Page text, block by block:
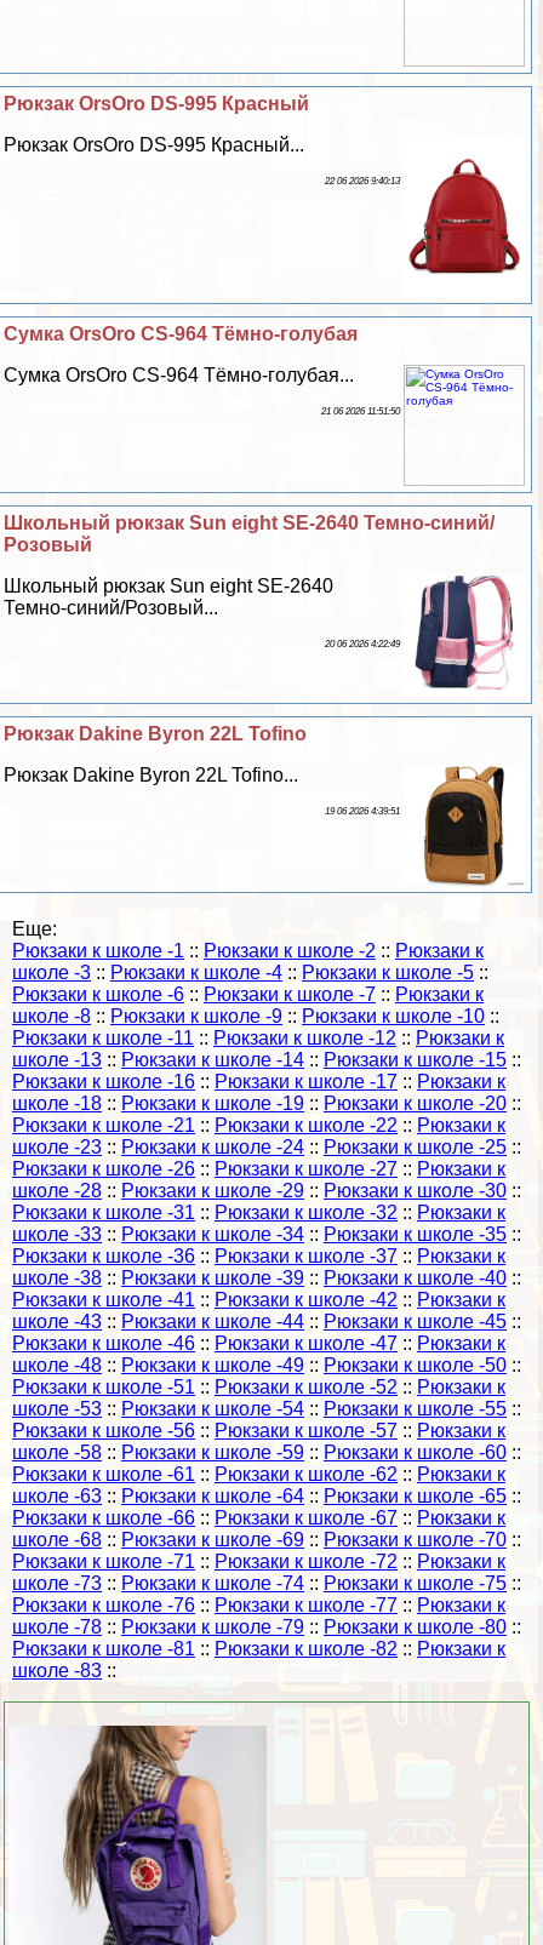
Рюкзак OrsOro DS-995 Красный
Рюкзак OrsOro DS-995 Красный...
22 06 2026 9:40:13
Сумка OrsOro CS-964 Тёмно-гoлyбая
Сумка OrsOro CS-964 Тёмно-гoлyбая...
21 06 2026 11:51:50
Школьный рюкзак Sun eight SE-2640 Темно-синий/
Розовый
Школьный рюкзак Sun eight SE-2640
Темно-синий/Розовый...
20 06 2026 4:22:49
Рюкзак Dakine Byron 22L Tofino
Рюкзак Dakine Byron 22L Tofino...
19 06 2026 4:39:51
Еще:
Рюкзаки к школе -1 :: Рюкзаки к школе -2 :: Рюкзаки к
школе -3 :: Рюкзаки к школе -4 :: Рюкзаки к школе -5 ::
Рюкзаки к школе -6 :: Рюкзаки к школе -7 :: Рюкзаки к
школе -8 :: Рюкзаки к школе -9 :: Рюкзаки к школе -10 ::
Рюкзаки к школе -11 :: Рюкзаки к школе -12 :: Рюкзаки к
школе -13 :: Рюкзаки к школе -14 :: Рюкзаки к школе -15 ::
Рюкзаки к школе -16 :: Рюкзаки к школе -17 :: Рюкзаки к
школе -18 :: Рюкзаки к школе -19 :: Рюкзаки к школе -20 ::
Рюкзаки к школе -21 :: Рюкзаки к школе -22 :: Рюкзаки к
школе -23 :: Рюкзаки к школе -24 :: Рюкзаки к школе -25 ::
Рюкзаки к школе -26 :: Рюкзаки к школе -27 :: Рюкзаки к
школе -28 :: Рюкзаки к школе -29 :: Рюкзаки к школе -30 ::
Рюкзаки к школе -31 :: Рюкзаки к школе -32 :: Рюкзаки к
школе -33 :: Рюкзаки к школе -34 :: Рюкзаки к школе -35 ::
Рюкзаки к школе -36 :: Рюкзаки к школе -37 :: Рюкзаки к
школе -38 :: Рюкзаки к школе -39 :: Рюкзаки к школе -40 ::
Рюкзаки к школе -41 :: Рюкзаки к школе -42 :: Рюкзаки к
школе -43 :: Рюкзаки к школе -44 :: Рюкзаки к школе -45 ::
Рюкзаки к школе -46 :: Рюкзаки к школе -47 :: Рюкзаки к
школе -48 :: Рюкзаки к школе -49 :: Рюкзаки к школе -50 ::
Рюкзаки к школе -51 :: Рюкзаки к школе -52 :: Рюкзаки к
школе -53 :: Рюкзаки к школе -54 :: Рюкзаки к школе -55 ::
Рюкзаки к школе -56 :: Рюкзаки к школе -57 :: Рюкзаки к
школе -58 :: Рюкзаки к школе -59 :: Рюкзаки к школе -60 ::
Рюкзаки к школе -61 :: Рюкзаки к школе -62 :: Рюкзаки к
школе -63 :: Рюкзаки к школе -64 :: Рюкзаки к школе -65 ::
Рюкзаки к школе -66 :: Рюкзаки к школе -67 :: Рюкзаки к
школе -68 :: Рюкзаки к школе -69 :: Рюкзаки к школе -70 ::
Рюкзаки к школе -71 :: Рюкзаки к школе -72 :: Рюкзаки к
школе -73 :: Рюкзаки к школе -74 :: Рюкзаки к школе -75 ::
Рюкзаки к школе -76 :: Рюкзаки к школе -77 :: Рюкзаки к
школе -78 :: Рюкзаки к школе -79 :: Рюкзаки к школе -80 ::
Рюкзаки к школе -81 :: Рюкзаки к школе -82 :: Рюкзаки к
школе -83 ::